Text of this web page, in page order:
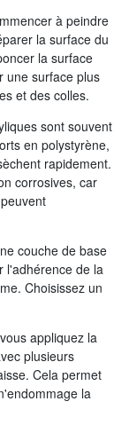
à peindre
la surface du
la surface
une surface plus
et des colles.
sont souvent
en polystyrène,
rapidement.
corrosives, car
couche de base
l'adhérence de la
Choisissez un
appliquez la
plusieurs
Cela permet
la